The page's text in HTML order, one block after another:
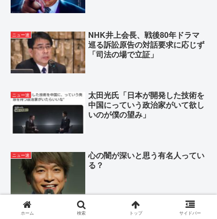
ニュー速
NHK井上会長、戦後80年ドラマ
巡る訴訟原告の対話要求に応じず
「司法の場で立証」
ニュー速
太田光氏「日本が開発した技術を
中国にっていう政治家がいて欲し
いのが僕の望み」
ニュー速
心の闇が深いと思う有名人ってい
る？
ニュー速 宝塚で再三の調査の結果いじめは
ホーム 検索 トップ サイドバー